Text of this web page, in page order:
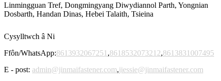
Linmingguan Tref, Dongmingyang Diwydiannol Parth, Yongnian
Dosbarth, Handan Dinas, Hebei Talaith, Tsieina
Cysylltwch â Ni
Ffôn/WhatsApp:8613932067251 ,8618532073212,8613831007495
E - post: admin@jinmaifastener.com,jiessie@jinmaifastener.com